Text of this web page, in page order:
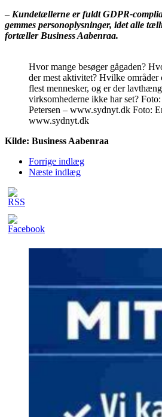
– Kundetællerne er fuldt GDPR-
gemmes personoplysninger, idet alle
fortæller Business Aabenraa.
Hvor mange besøger gågaden?
der mest aktivitet? Hvilke
flest mennesker, og er der
virksomhederne ikke har set?
Petersen – www.sydnyt.dk Foto:
www.sydnyt.dk
Kilde: Business Aabenraa
Forrige indlæg
Næste indlæg